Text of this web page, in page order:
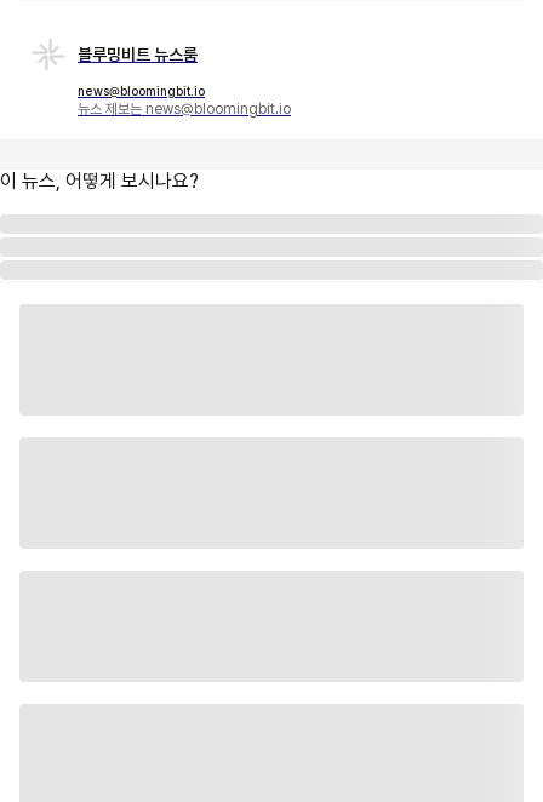
블루밍비트 뉴스룸
news@bloomingbit.io
뉴스 제보는 news@bloomingbit.io
이 뉴스, 어떻게 보시나요?